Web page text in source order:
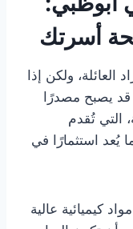
أسرتك
ولكن إذا
يصبح مصدرًا
التي تُقدم
يُعد استثمارًا في
كيميائية عالية